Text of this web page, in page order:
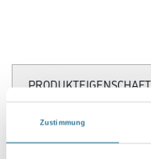
Zustimmung
Verarbeitungszeit
Staubtrocken: 10 min,